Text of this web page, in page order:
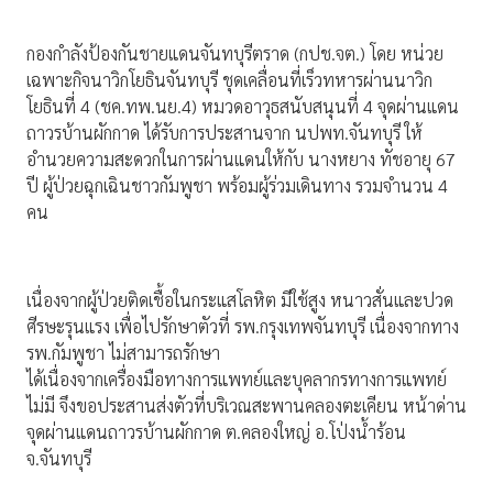
กองกำลังป้องกันชายแดนจันทบุรีตราด (กปช.จต.) โดย หน่วย
เฉพาะกิจนาวิกโยธินจันทบุรี ชุดเคลื่อนที่เร็วทหารผ่านนาวิก
โยธินที่ 4 (ชค.ทพ.นย.4) หมวดอาวุธสนับสนุนที่ 4 จุดผ่านแดน
ถาวรบ้านผักกาด ได้รับการประสานจาก นปพท.จันทบุรี ให้
อำนวยความสะดวกในการผ่านแดนให้กับ นางหยาง ทัชอายุ 67
ปี ผู้ป่วยฉุกเฉินชาวกัมพูชา พร้อมผู้ร่วมเดินทาง รวมจำนวน 4
คน
เนื่องจากผู้ป่วยติดเชื้อในกระแสโลหิต มีใช้สูง หนาวสั่นและปวด
ศีรษะรุนแรง เพื่อไปรักษาตัวที่ รพ.กรุงเทพจันทบุรี เนื่องจากทาง
รพ.กัมพูชา ไม่สามารถรักษา
ได้เนื่องจากเครื่องมือทางการแพทย์และบุคลากรทางการแพทย์
ไม่มี จึงขอประสานส่งตัวที่บริเวณสะพานคลองตะเคียน หน้าด่าน
จุดผ่านแดนถาวรบ้านผักกาด ต.คลองใหญ่ อ.โป่งน้ำร้อน
จ.จันทบุรี